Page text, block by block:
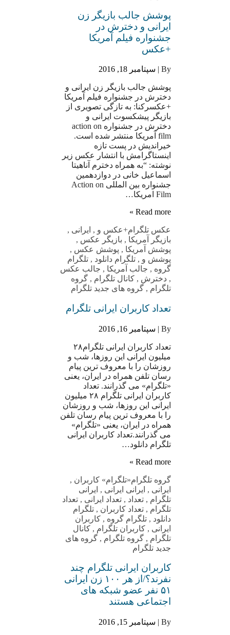
پوشش جالب بازیگر زن
ایرانی و دخترش در
جشنواره فیلم آمریکا
+عکس
By | سپتامبر 18, 2016
پوشش جالب بازیگر زن ایرانی و
دخترش در جشنواره فیلم آمریکا
+عکسرکنا: به تازگی تصویری از
بازیگر پیشکسوت ایرانی و
دخترش در جشنواره action on
film آمریکا منتشر شده است.
خیراندیش در پست تازه
اینستاگرامش با انتشار عکس زیر
نوشته: “به همراه دخترم آناهیتا
اسماعیل خانی در دوازدهمین
جشنواره بین المللی Action on
Film امریکا…
Read more »
عکس تلگرام+عکس و , ایرانی ,
بازیگر آمریکا , بازیگر عکس ,
پوشش آمریکا , پوشش عکس ,
پوشش و , تلگرام دانلود , تلگرام
گروه , جالب آمریکا , جالب عکس
, دخترش , کانال تلگرام , گروه
تلگرام , گروه های جدید تلگرام
تعداد کاربران ایرانی تلگرام
By | سپتامبر 16, 2016
تعداد کاربران ایرانی تلگرام٢٨
میلیون ایرانی این روزها، شب و
روزشان را با معروف ترین پیام
رسان تلفن همراه در ایران، یعنی
«تلگرام» می گذرانند. تعداد
کاربران ایرانی تلگرام ٢٨ میلیون
ایرانی این روزها، شب و روزشان
را با معروف ترین پیام رسان تلفن
همراه در ایران، یعنی «تلگرام»
می گذرانند.تعداد کاربران ایرانی
تلگرام دانلود…
Read more »
گروه تلگرام«تلگرام» کاربران ,
ایرانی , ایرانی ایرانی , ایرانی
تلگرام , تعداد , تعداد ایرانی , تعداد
تلگرام , تعداد کاربران , تلگرام
دانلود , تلگرام گروه , کاربران
ایرانی , کاربران تلگرام , کانال
تلگرام , گروه تلگرام , گروه های
جدید تلگرام
کاربران ایرانی تلگرام چند
نفرند؟/از هر ۱۰۰ زن ایرانی
۵۱ نفر عضو شبکه های
اجتماعی هستند
By | سپتامبر 15, 2016